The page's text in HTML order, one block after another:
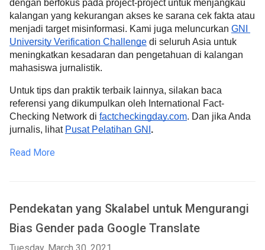
dengan berfokus pada project-project untuk menjangkau
kalangan yang kekurangan akses ke sarana cek fakta atau
menjadi target misinformasi. Kami juga meluncurkan GNI
University Verification Challenge di seluruh Asia untuk
meningkatkan kesadaran dan pengetahuan di kalangan
mahasiswa jurnalistik.
Untuk tips dan praktik terbaik lainnya, silakan baca
referensi yang dikumpulkan oleh International Fact-
Checking Network di factcheckingday.com. Dan jika Anda
jurnalis, lihat Pusat Pelatihan GNI .
Read More
Pendekatan yang Skalabel untuk Mengurangi
Bias Gender pada Google Translate